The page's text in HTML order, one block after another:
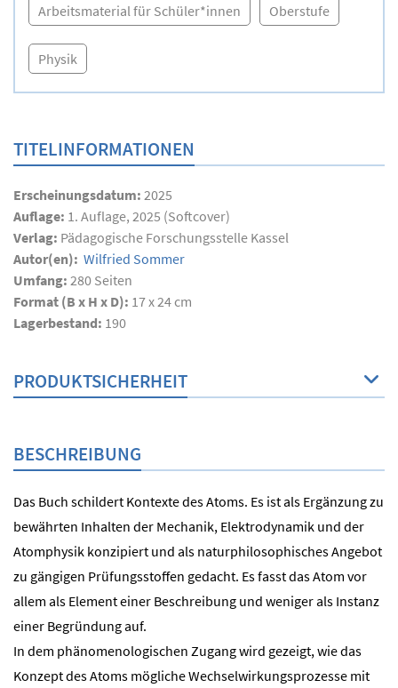
Arbeitsmaterial für Schüler*innen Oberstufe
Physik
TITELINFORMATIONEN
Erscheinungsdatum: 2025
Auflage: 1. Auflage, 2025 (Softcover)
Verlag: Pädagogische Forschungsstelle Kassel
Autor(en): Wilfried Sommer
Umfang: 280 Seiten
Format (B x H x D): 17 x 24 cm
Lagerbestand: 190
PRODUKTSICHERHEIT
BESCHREIBUNG
Das Buch schildert Kontexte des Atoms. Es ist als Ergänzung zu
bewährten Inhalten der Mechanik, Elektrodynamik und der
Atomphysik konzipiert und als naturphilosophisches Angebot
zu gängigen Prüfungsstoffen gedacht. Es fasst das Atom vor
allem als Element einer Beschreibung und weniger als Instanz
einer Begründung auf.
In dem phänomenologischen Zugang wird gezeigt, wie das
Konzept des Atoms mögliche Wechselwirkungsprozesse mit